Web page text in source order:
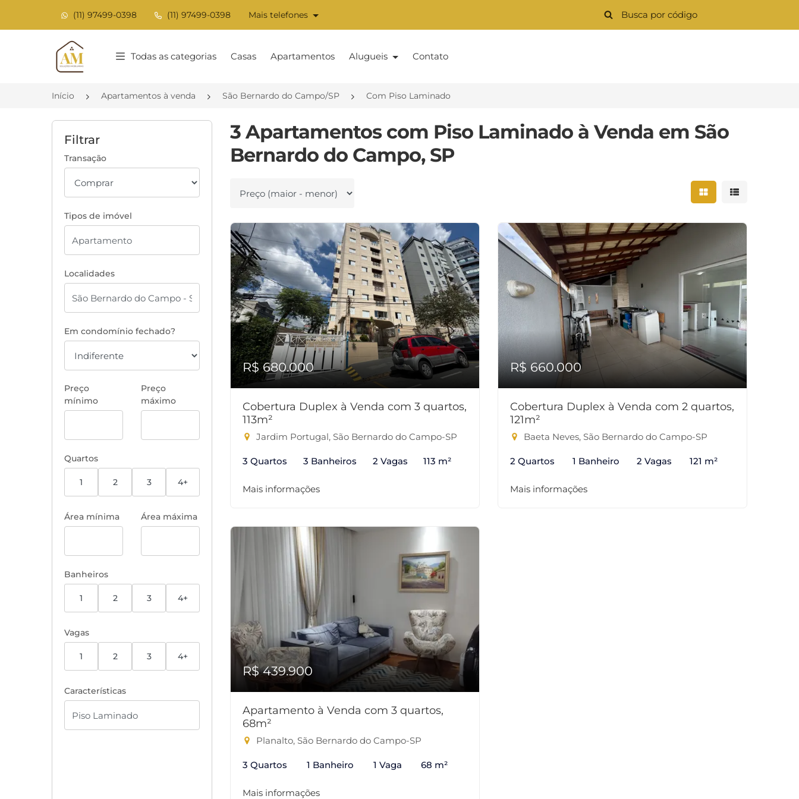
(11) 97499-0398 (11) 97499-0398 Mais telefones
Página inicial
Todas as categorias Casas Apartamentos Alugueis Contato
Início Apartamentos à venda São Bernardo do Campo/SP Com Piso Laminado
Filtrar
Transação
Tipos de imóvel
Localidades
Em condomínio fechado?
Preço
mínimo
Preço
máximo
Quartos
1 2 3 4+
Área mínima Área máxima
Banheiros
1 2 3 4+
Vagas
1 2 3 4+
Características
3 Apartamentos com Piso Laminado à Venda em São
Bernardo do Campo, SP
Ordenar por Mostrar resultados
Mostrar
R$ 680.000
Cobertura Duplex à Venda com 3 quartos,
113m²
Jardim Portugal, São Bernardo do Campo-SP
3 Quartos 3 Banheiros 2 Vagas 113 m²
Mais informações
R$ 660.000
Cobertura Duplex à Venda com 2 quartos,
121m²
Baeta Neves, São Bernardo do Campo-SP
2 Quartos 1 Banheiro 2 Vagas 121 m²
Mais informações
R$ 439.900
Apartamento à Venda com 3 quartos,
68m²
Planalto, São Bernardo do Campo-SP
3 Quartos 1 Banheiro 1 Vaga 68 m²
Mais informações